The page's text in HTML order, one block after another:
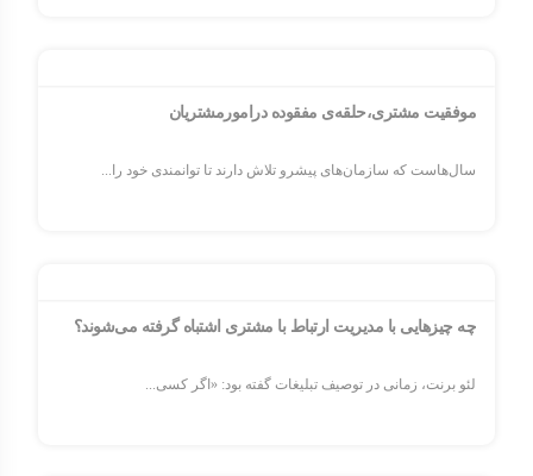
موفقیت مشتری،حلقه‌ی مفقوده درامورمشتریان
سال‌هاست که سازمان‌های پیشرو تلاش دارند تا توانمندی خود را...
چه چیزهایی با مدیریت ارتباط با مشتری اشتباه گرفته می‌شوند؟
لئو برنت، زمانی در توصیف تبلیغات گفته بود: «اگر کسی...